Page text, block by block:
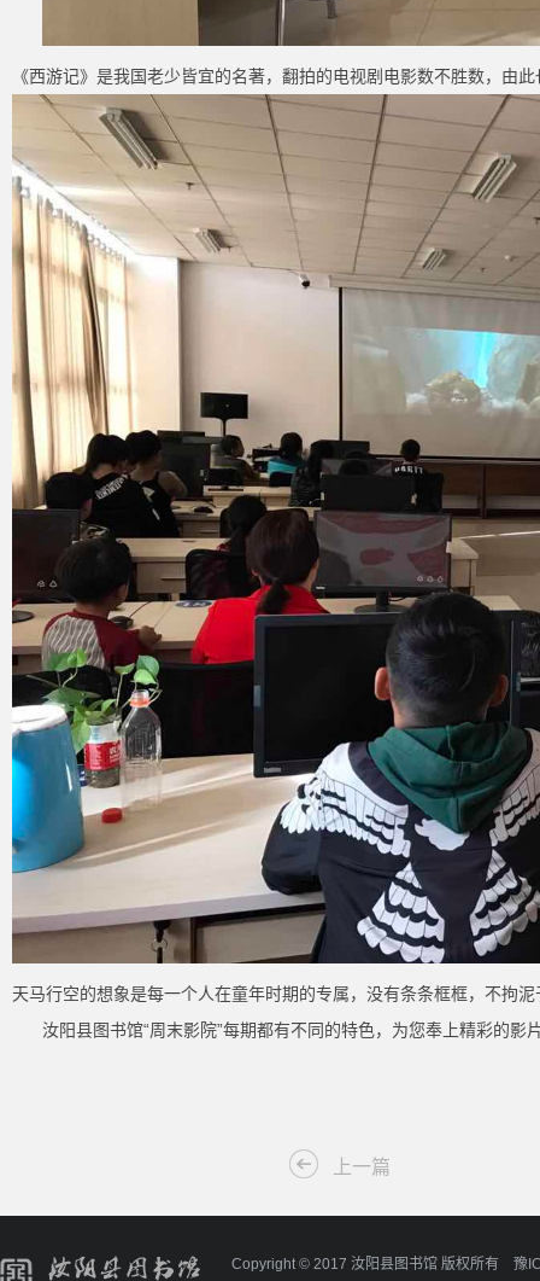
《西游记》是我国老少皆宜的名著，翻拍的电视剧电影数不胜数，由
天马行空的想象是每一个人在童年时期的专属，没有条条框框，不拘
汝阳县图书馆“周末影院”每期都有不同的特色，为您奉上精彩的
上一篇
Copyright © 2017 汝阳县图书馆 版权所有 豫